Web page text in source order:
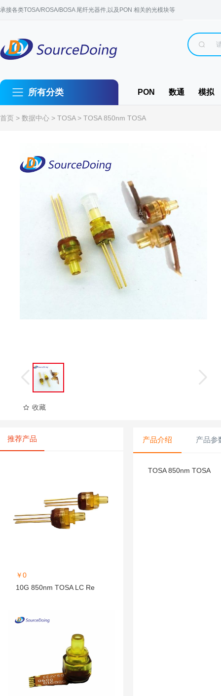
承接各类TOSA/ROSA/BOSA 尾纤光器件,以及PON 相关的光模块等
所有分类 PON 数通 模拟
首页 > 数据中心 > TOSA> TOSA 850nm TOSA
收藏
推荐产品
￥0
10G 850nm TOSA LC Re
产品介绍 产品参
TOSA 850nm TOSA